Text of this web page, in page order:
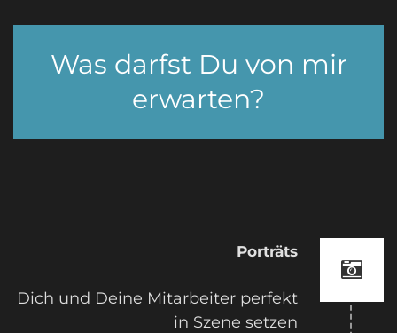
Was darfst Du von mir
erwarten?
Porträts
Dich und Deine Mitarbeiter perfekt
in Szene setzen